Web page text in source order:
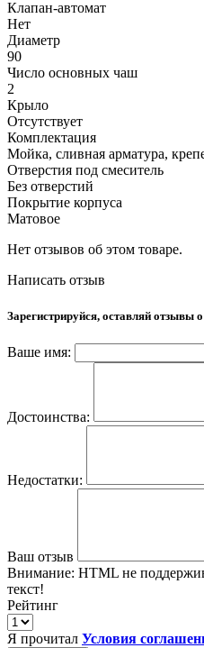
Клапан-автомат
Нет
Диаметр
90
Число основных чаш
2
Крыло
Отсутствует
Комплектация
Мойка, сливная арматура,
Отверстия под смеситель
Без отверстий
Покрытие корпуса
Матовое
Нет отзывов об этом товаре.
Написать отзыв
Зарегистрируйся, оставляй отзывы
Ваше имя:
Достоинства:
Недостатки:
Ваш отзыв
Внимание: HTML не
текст!
Рейтинг
Я прочитал Условия